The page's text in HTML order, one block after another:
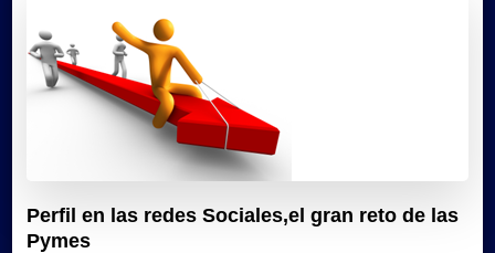
Perfil en las redes Sociales,el gran reto de las
Pymes